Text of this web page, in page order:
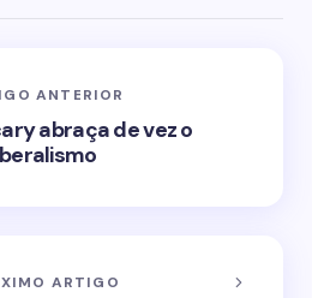
ANTERIOR
abraça de vez o
ARTIGO